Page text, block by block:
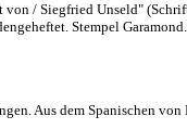
/ Siegfried Unseld"
Stempel
Aus dem Spanischen